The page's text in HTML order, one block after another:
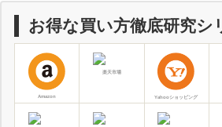
お得な買い方徹底研究シ
Amazon
楽天市場
Yahooショッピング